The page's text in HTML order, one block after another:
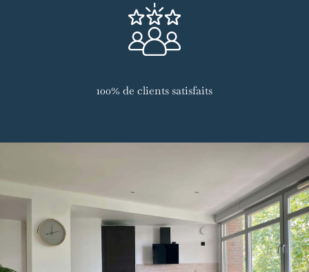
100% de clients satisfaits